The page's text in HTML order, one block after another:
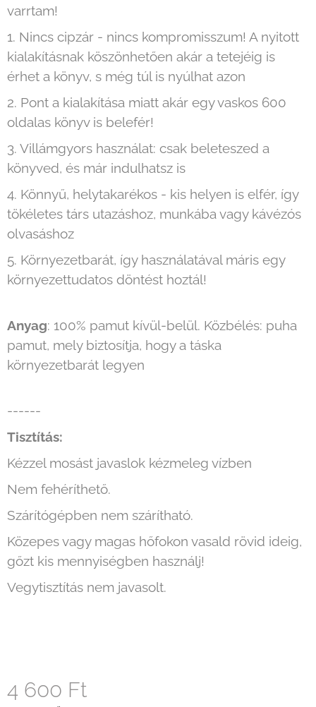
varrtam!
1. Nincs cipzár - nincs kompromisszum! A nyitott
kialakításnak köszönhetően akár a tetejéig is
érhet a könyv, s még túl is nyúlhat azon
2. Pont a kialakítása miatt akár egy vaskos 600
oldalas könyv is belefér!
3. Villámgyors használat: csak beleteszed a
könyved, és már indulhatsz is
4. Könnyű, helytakarékos - kis helyen is elfér, így
tökéletes társ utazáshoz, munkába vagy kávézós
olvasáshoz
5. Környezetbarát, így használatával máris egy
környezettudatos döntést hoztál!
Anyag: 100% pamut kívül-belül. Közbélés: puha
pamut, mely biztosítja, hogy a táska
környezetbarát legyen
------
Tisztítás:
Kézzel mosást javaslok kézmeleg vízben
Nem fehéríthető.
Szárítógépben nem szárítható.
Közepes vagy magas hőfokon vasald rövid ideig,
gőzt kis mennyiségben használj!
Vegytisztítás nem javasolt.
4 600 Ft